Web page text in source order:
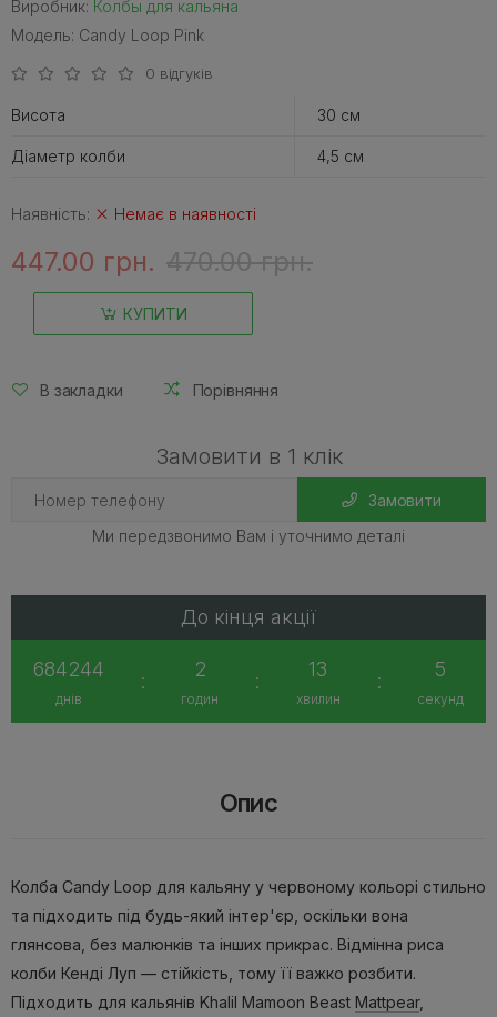
Виробник: Колбы для кальяна
Модель: Сandy Loop Pink
0 відгуків
Висота 30 см
Діаметр колби 4,5 см
Наявність: Немає в наявності
447.00 грн. 470.00 грн.
КУПИТИ
В закладки Порівняння
Замовити в 1 клік
Замовити
Ми передзвонимо Вам і уточнимо деталі
До кінця акції
684244
днів
:
2
годин
:
13
хвилин
:
5
секунд
Опис
Колба Candy Loop для кальяну у червоному кольорі стильно
та підходить під будь-який інтер'єр, оскільки вона
глянсова, без малюнків та інших прикрас. Відмінна риса
колби Кенді Луп — стійкість, тому її важко розбити.
Підходить для кальянів Khalil Mamoon Beast Mattpear,